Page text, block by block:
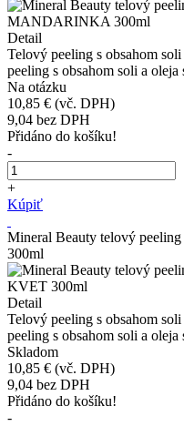
Detail
Telový peeling s obsahom
peeling s obsahom soli a
Na otázku
10,85 € (vč. DPH)
9,04 bez DPH
Přidáno do košíku!
-
+
Kúpiť
Mineral Beauty telový
300ml
Detail
Telový peeling s obsahom
peeling s obsahom soli a
Skladom
10,85 € (vč. DPH)
9,04 bez DPH
Přidáno do košíku!
-